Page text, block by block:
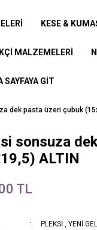
KESE &
MALZEMELERİ
SAYFAYA GİT
dek pasta üzeri çubuk
sonsuza
ALTIN
TL
PLEKSİ , YENİ